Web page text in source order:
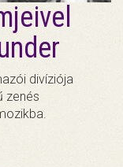
divíziója
zenés